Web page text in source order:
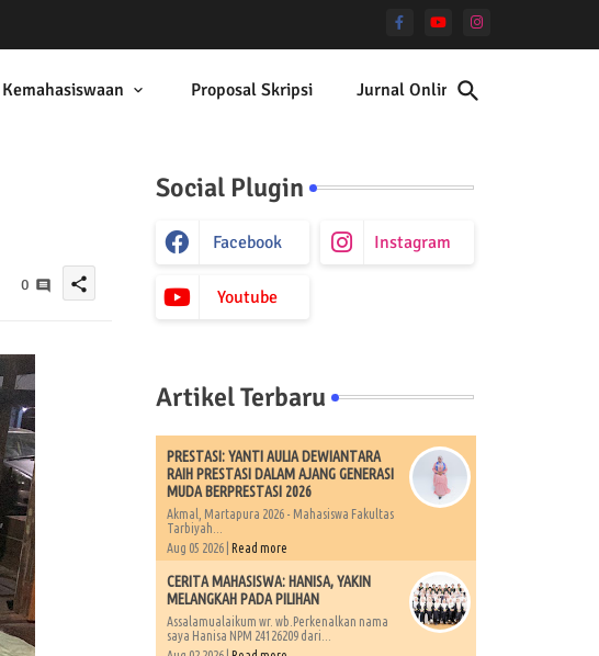
Kemahasiswaan Proposal Skripsi Jurnal Online
0 share
Social Plugin
Facebook Instagram
Youtube
Artikel Terbaru
PRESTASI: YANTI AULIA DEWIANTARA
RAIH PRESTASI DALAM AJANG GENERASI
MUDA BERPRESTASI 2026
Akmal, Martapura 2026 - Mahasiswa Fakultas
Tarbiyah...
Aug 05 2026 | Read more
CERITA MAHASISWA: HANISA, YAKIN
MELANGKAH PADA PILIHAN
Assalamualaikum wr. wb.Perkenalkan nama
saya Hanisa NPM 24126209 dari...